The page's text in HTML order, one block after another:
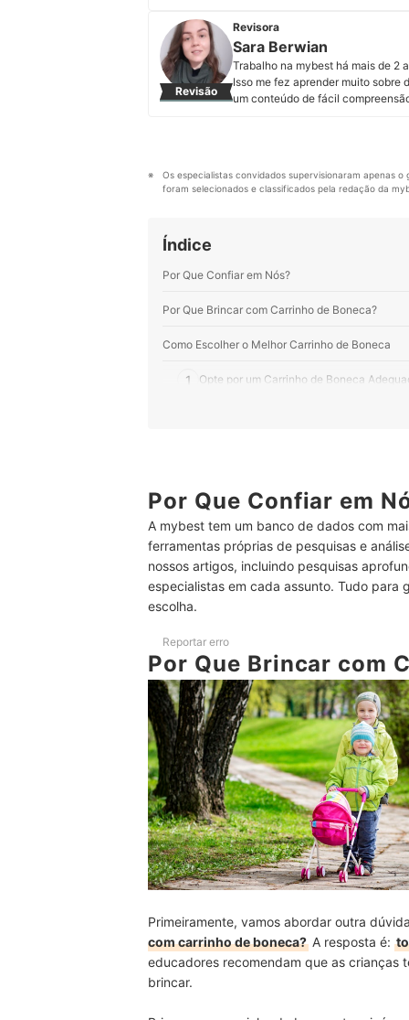
uma ONG de formação de
Instagram, consultora
Instagram.
Perfil de Bruna Gallo
Revisão
Revisora
Sara Berwian
Trabalho na mybest há mais de 2
Isso me fez aprender muito sobre
um conteúdo de fácil
Os especialistas convidados supervisionaram apenas
foram selecionados e classificados pela redação da
Índice
Por Que Confiar em Nós?
Por Que Brincar com Carrinho de Boneca?
Como Escolher o Melhor Carrinho de Boneca
1 Opte por um Carrinho de Boneca
4 Verifique se o Material é Confortável e
5 Prefira Carrinhos que Ofereçam Maior
6 Para Oferecer Maior Segurança, Exija o
Top 10 Melhores Carrinhos de Boneca
Confira Nossas Indicações de Melhores
Confira os Carrinhos de Boneca Mais Vendidos
Conclusão
Por Que Confiar em
A mybest tem um banco de dados com
ferramentas próprias de pesquisas e
nossos artigos, incluindo pesquisas
especialistas em cada assunto. Tudo
escolha.
Reportar erro
Por Que Brincar com
Primeiramente, vamos abordar outra
com carrinho de boneca? A resposta é:
educadores recomendam que as crianças
brincar.